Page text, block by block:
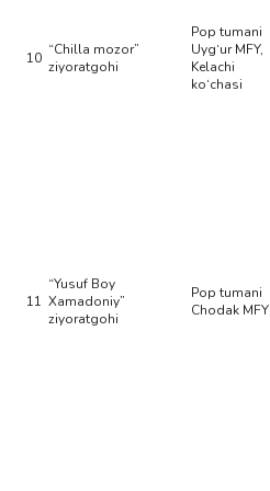
10 “Chilla mozor”
ziyoratgohi
Pop tumani
Uyg‘ur MFY,
Kelachi
ko‘chasi
11
“Yusuf Boy
Xamadoniy”
ziyoratgohi
Pop tumani
Chodak MFY